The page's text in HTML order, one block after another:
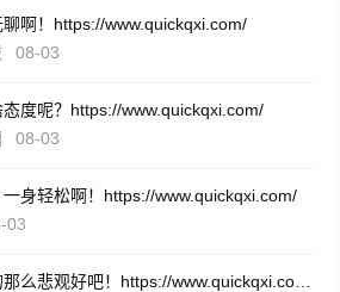
啊！https://www.quickqxi.com/
08-03
度呢？https://www.quickqxi.com/
08-03
身轻松啊！https://www.quickqxi.com/
03